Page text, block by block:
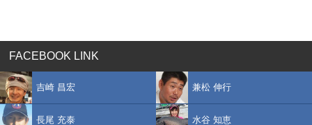
FACEBOOK LINK
吉崎 昌宏 兼松 伸行
長尾 充泰 水谷 知恵